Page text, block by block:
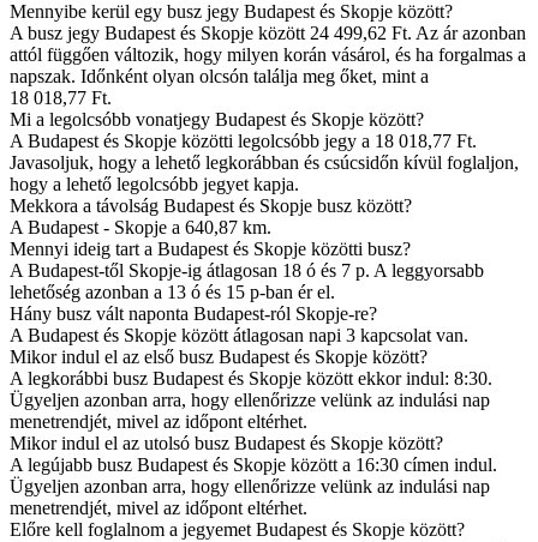
Mennyibe kerül egy busz jegy Budapest és Skopje között?
A busz jegy Budapest és Skopje között 24 499,62 Ft. Az ár azonban
attól függően változik, hogy milyen korán vásárol, és ha forgalmas a
napszak. Időnként olyan olcsón találja meg őket, mint a
18 018,77 Ft.
Mi a legolcsóbb vonatjegy Budapest és Skopje között?
A Budapest és Skopje közötti legolcsóbb jegy a 18 018,77 Ft.
Javasoljuk, hogy a lehető legkorábban és csúcsidőn kívül foglaljon,
hogy a lehető legolcsóbb jegyet kapja.
Mekkora a távolság Budapest és Skopje busz között?
A Budapest - Skopje a 640,87 km.
Mennyi ideig tart a Budapest és Skopje közötti busz?
A Budapest-től Skopje-ig átlagosan 18 ó és 7 p. A leggyorsabb
lehetőség azonban a 13 ó és 15 p-ban ér el.
Hány busz vált naponta Budapest-ról Skopje-re?
A Budapest és Skopje között átlagosan napi 3 kapcsolat van.
Mikor indul el az első busz Budapest és Skopje között?
A legkorábbi busz Budapest és Skopje között ekkor indul: 8:30.
Ügyeljen azonban arra, hogy ellenőrizze velünk az indulási nap
menetrendjét, mivel az időpont eltérhet.
Mikor indul el az utolsó busz Budapest és Skopje között?
A legújabb busz Budapest és Skopje között a 16:30 címen indul.
Ügyeljen azonban arra, hogy ellenőrizze velünk az indulási nap
menetrendjét, mivel az időpont eltérhet.
Előre kell foglalnom a jegyemet Budapest és Skopje között?